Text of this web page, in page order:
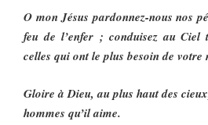
O mon Jésus pardonnez-nous nos
feu de l’enfer ; conduisez au Ciel
celles qui ont le plus besoin de votre
Gloire à Dieu, au plus haut des
hommes qu’il aime.